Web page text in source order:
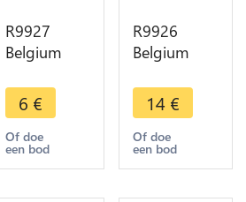
R9927
Belgium
Liard Jean
Theodore
of Bavaria
1750 ->
6 €
Of doe
een bod
R9926
Belgium
Liard Jean
Theodore
of Bavaria
1745 ->
14 €
Of doe
een bod